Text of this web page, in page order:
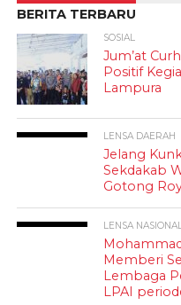
BERITA TERBARU
SOSIAL
Jum’at
Positif
Lampura
LENSA DAERAH
Jelang
Sekdakab
Gotong
LENSA
Memberi
Lembaga
LPAI